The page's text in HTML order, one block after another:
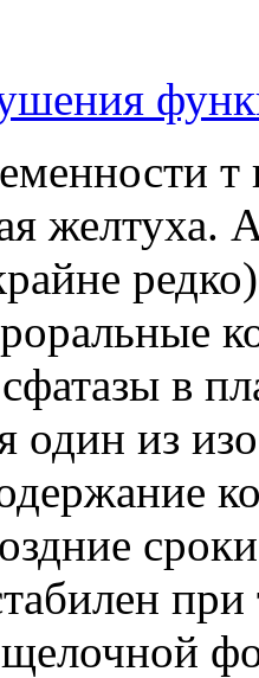
т
желтуха.
в
один из
щелочной